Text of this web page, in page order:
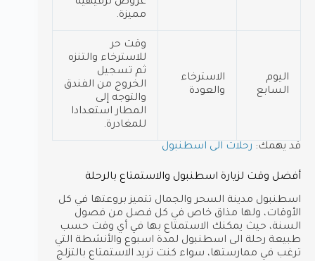
مميزة.
اليوم
السابع
الاسترخاء
والعودة
وقت حر
للاسترخاء والتنزه
ثم تسجيل
الخروج من الفندق
والتوجه إلى
المطار استعدادا
للمغادرة.
قد يهمك: رحلات الى اسطنبول
أفضل وقت لزيارة اسطنبول والاستمتاع بالرحلة
اسطنبول مدينة السحر والجمال تتميز بروعتها في كل
الأوقات، ولها مذاق خاص في كل فصل من فصول
السنة، حيث يمكنك الاستمتاع بها في أي وقت حسب
طبيعة رحلة الى اسطنبول لمدة اسبوع والأنشطة التي
ترغب في ممارستها، سواء كنت تريد الاستمتاع بالتزلج